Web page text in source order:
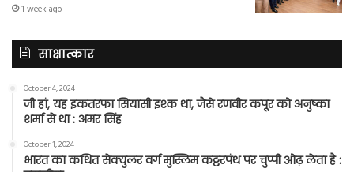
1 week ago
साक्षात्कार
October 4, 2024
जी हां, यह इकतरफा सियासी इश्क था, जैसे रणवीर कपूर को अनुष्का
शर्मा से था : अमर सिंह
October 1, 2024
भारत का कथित सेक्युलर वर्ग मुस्लिम कट्टरपंथ पर चुप्पी ओढ़ लेता है :